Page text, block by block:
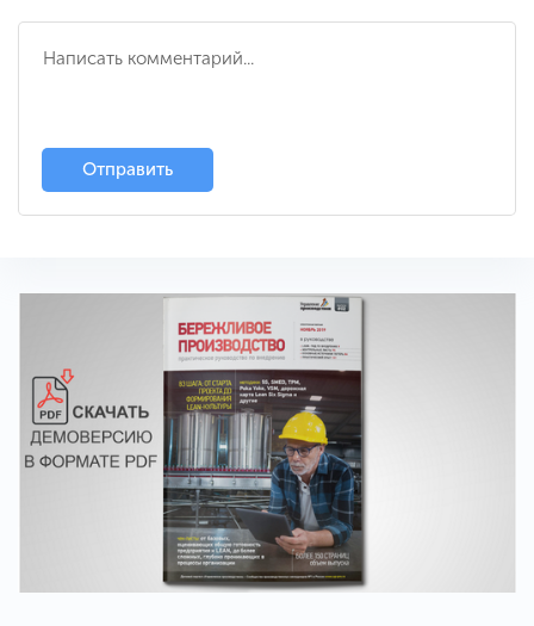
Отправить